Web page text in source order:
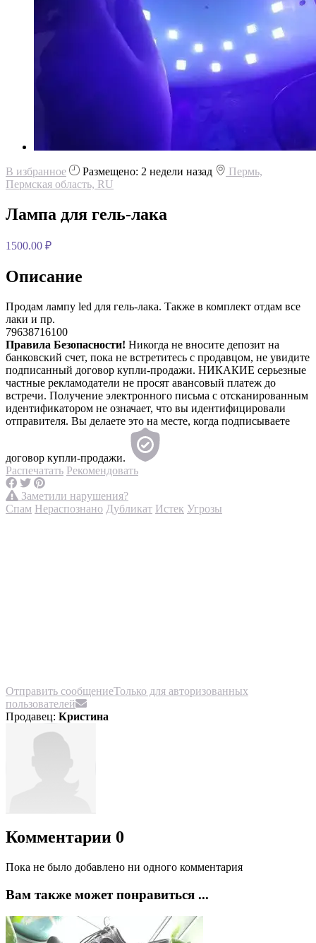
В избранное Размещено: 2 недели назад
Пермь,
Пермская область, RU
Лампа для гель-лака
1500.00 ₽
Описание
Продам лампу led для гель-лака. Также в комплект отдам все
лаки и пр.
79638716100
Правила Безопасности! Никогда не вносите депозит на
банковский счет, пока не встретитесь с продавцом, не увидите
подписанный договор купли-продажи. НИКАКИЕ серьезные
частные рекламодатели не просят авансовый платеж до
встречи. Получение электронного письма с отсканированным
идентификатором не означает, что вы идентифицировали
отправителя. Вы делаете это на месте, когда подписываете
договор купли-продажи.
Распечатать Рекомендовать
Заметили нарушения?
Спам Нераспознано Дубликат Истек Угрозы
Отправить сообщениеТолько для авторизованных
пользователей
Продавец: Кристина
Комментарии 0
Пока не было добавлено ни одного комментария
Вам также может понравиться ...